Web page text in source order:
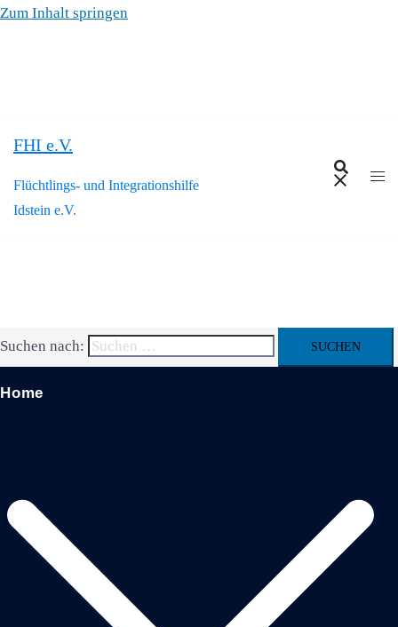
Zum Inhalt springen
FHI e.V.
Flüchtlings- und Integrationshilfe
Idstein e.V.
Suchen nach:
Home